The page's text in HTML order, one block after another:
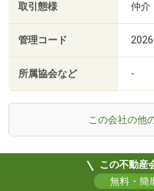
取引態様 仲介
管理コード
所属協会など -
この会社の他
この不動産
無料・簡